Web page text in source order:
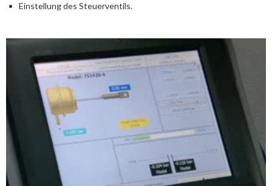
Einstellung des Steuerventils.